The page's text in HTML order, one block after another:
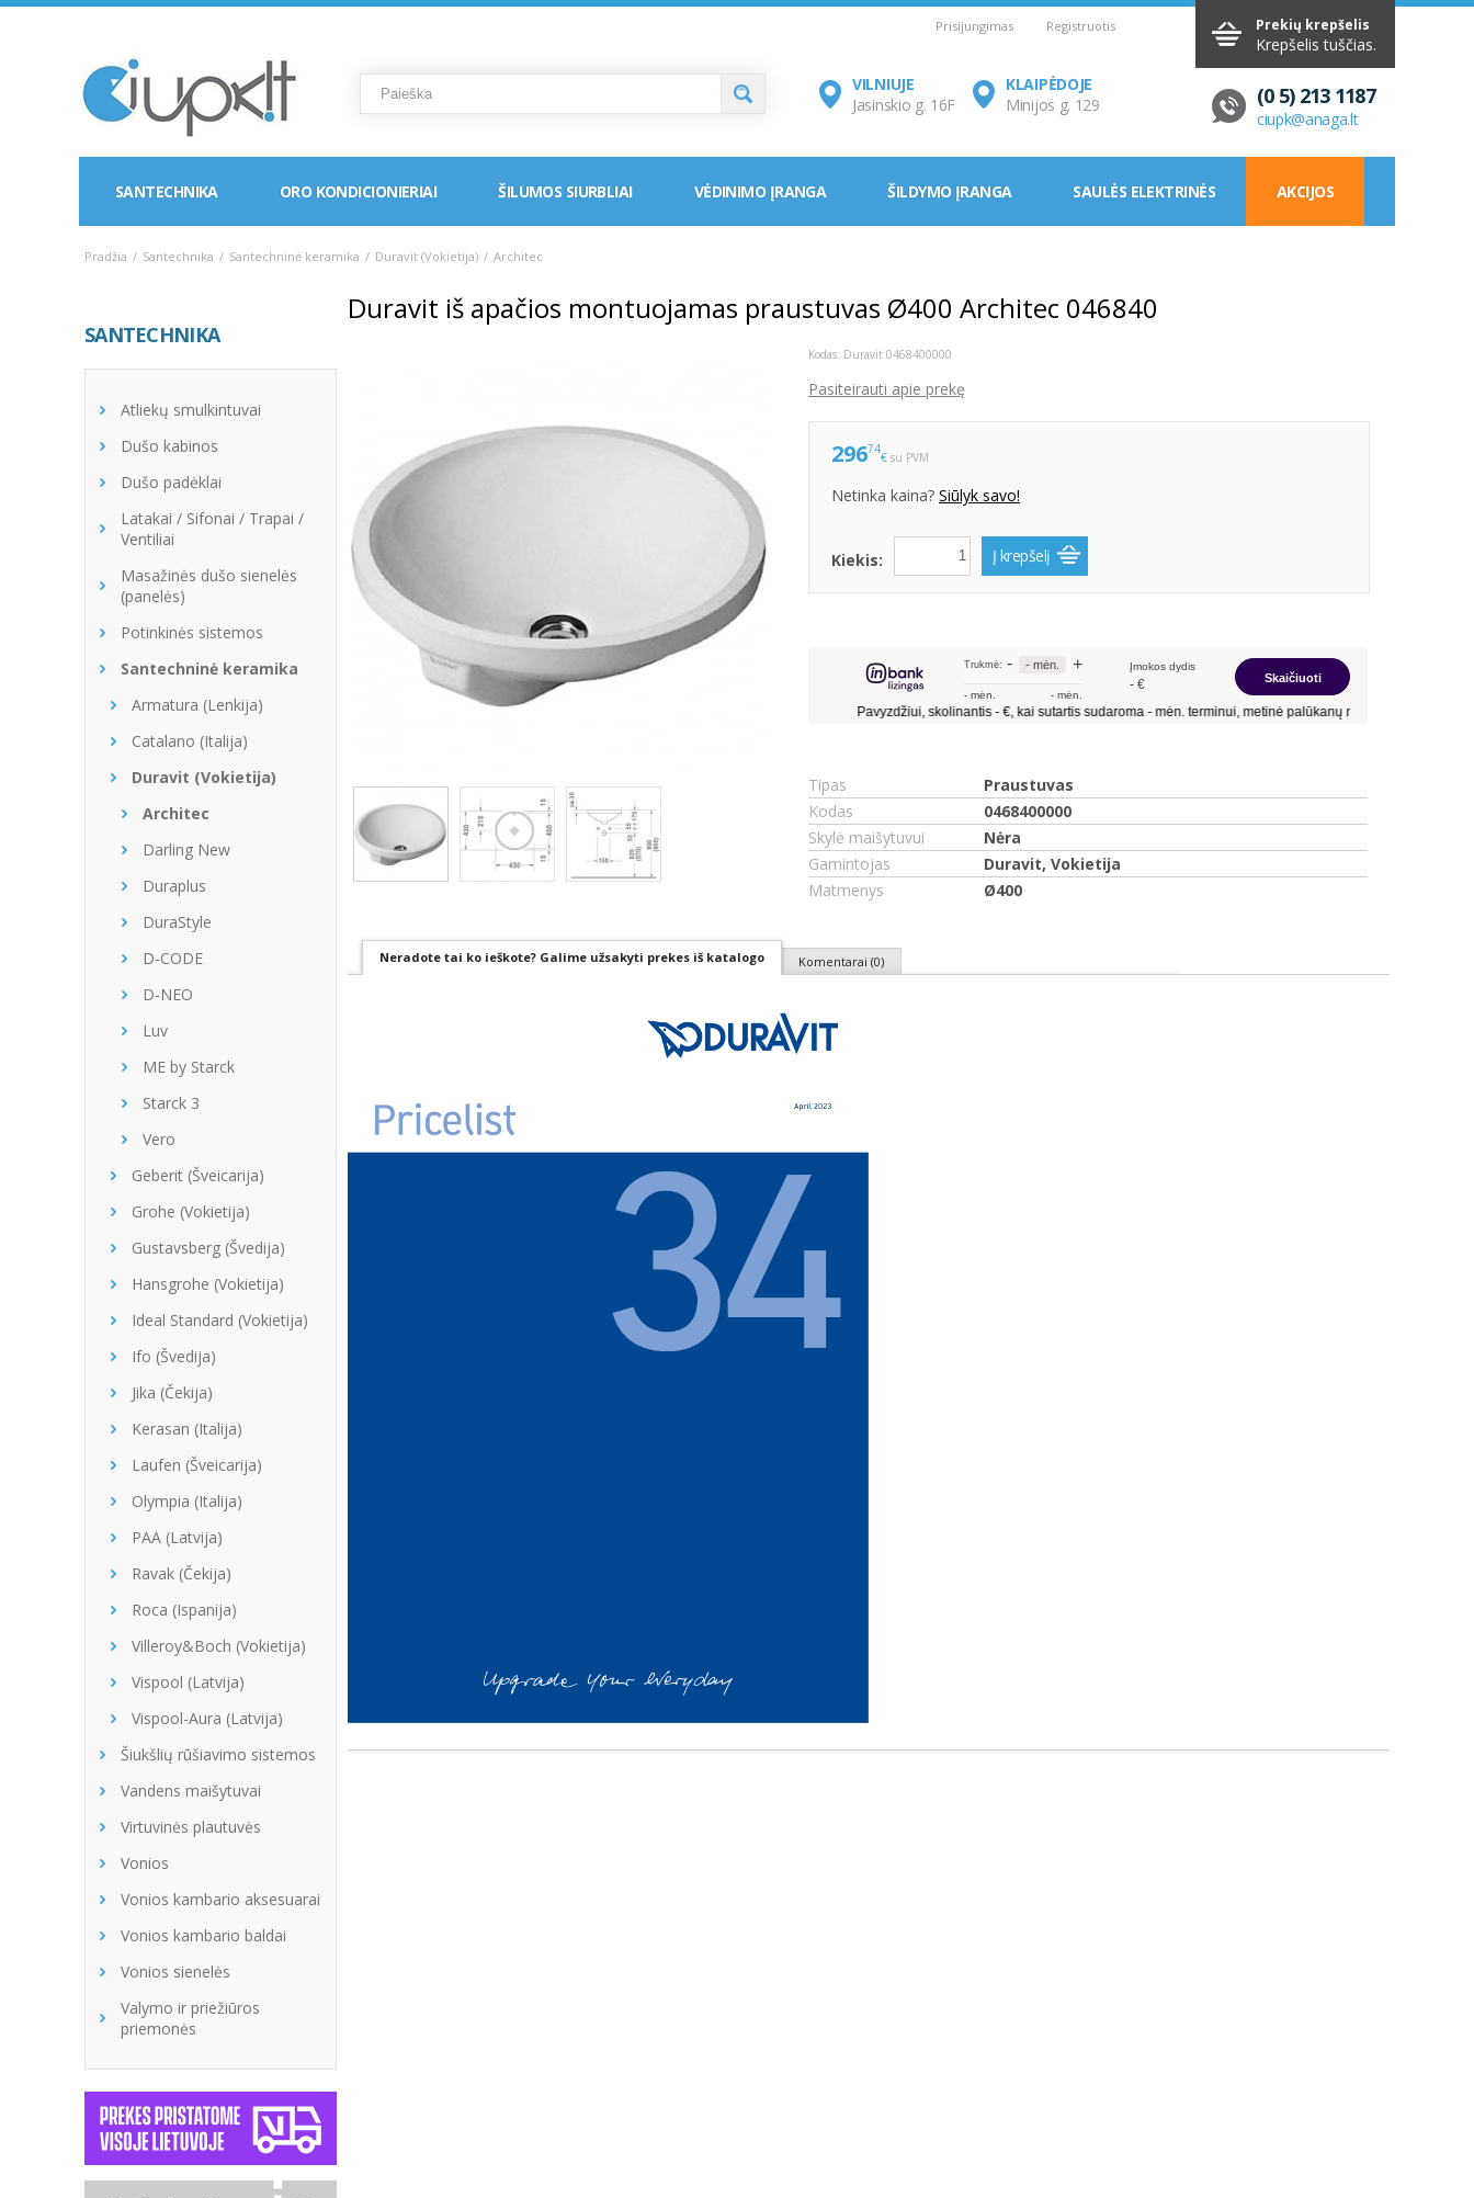
Registruotis
Prisijungimas Prekių krepšelis
Krepšelis tuščias.
VILNIUJE
Jasinskio g. 16F
KLAIPĖDOJE
Minijos g. 129
(0 5) 213 1187
ciupk@anaga.lt
SANTECHNIKA ORO KONDICIONIERIAI ŠILUMOS SIURBLIAI VĖDINIMO ĮRANGA ŠILDYMO ĮRANGA SAULĖS ELEKTRINĖS AKCIJOS
Pradžia / Santechnika / Santechninė keramika / Duravit (Vokietija) / Architec
SANTECHNIKA
Atliekų smulkintuvai
Dušo kabinos
Dušo padėklai
Latakai / Sifonai / Trapai /
Ventiliai
Masažinės dušo sienelės
(panelės)
Potinkinės sistemos
Santechninė keramika
Armatura (Lenkija)
Catalano (Italija)
Duravit (Vokietija)
Architec
Darling New
Duraplus
DuraStyle
D-CODE
D-NEO
Luv
ME by Starck
Starck 3
Vero
Geberit (Šveicarija)
Grohe (Vokietija)
Gustavsberg (Švedija)
Hansgrohe (Vokietija)
Ideal Standard (Vokietija)
Ifo (Švedija)
Jika (Čekija)
Kerasan (Italija)
Laufen (Šveicarija)
Olympia (Italija)
PAA (Latvija)
Ravak (Čekija)
Roca (Ispanija)
Villeroy&Boch (Vokietija)
Vispool (Latvija)
Vispool-Aura (Latvija)
Šiukšlių rūšiavimo sistemos
Vandens maišytuvai
Virtuvinės plautuvės
Vonios
Vonios kambario aksesuarai
Vonios kambario baldai
Vonios sienelės
Valymo ir priežiūros
priemonės
Duravit iš apačios montuojamas praustuvas Ø400 Architec 046840
Kodas: Duravit 0468400000
Pasiteirauti apie prekę
29674
€ su PVM
Netinka kaina? Siūlyk savo!
Kiekis: Į krepšelį
Tipas
Praustuvas
Kodas
0468400000
Skylė maišytuvui
Nėra
Gamintojas
Duravit, Vokietija
Matmenys
Ø400
Neradote tai ko ieškote? Galime užsakyti prekes iš katalogo Komentarai (0)